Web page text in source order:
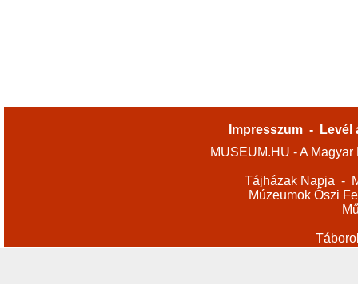
Impresszum -
Levél
MUSEUM.HU - A
Tájházak Napja -
Múzeumok Őszi